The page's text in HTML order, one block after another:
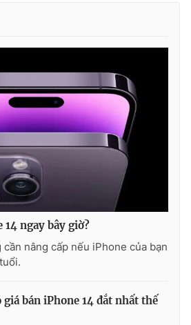
14 ngay bây giờ?
nâng cấp nếu iPhone của bạn
giá bán iPhone 14 đắt nhất thế